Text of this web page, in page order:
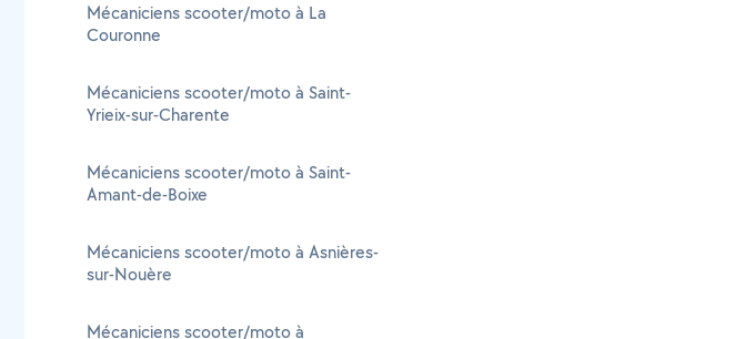
Mécaniciens scooter/moto à La
Couronne
Mécaniciens scooter/moto à Saint-
Yrieix-sur-Charente
Mécaniciens scooter/moto à Saint-
Amant-de-Boixe
Mécaniciens scooter/moto à Asnières-
sur-Nouère
Mécaniciens scooter/moto à